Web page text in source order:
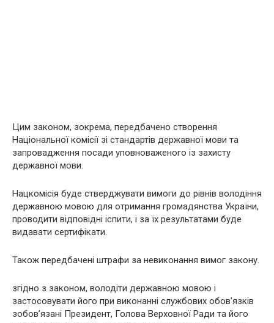
Цим законом, зокрема, передбачено створення
Національної комісії зі стандартів державної мови та
запровадження посади уповноваженого із захисту
державної мови.
Нацкомісія буде стверджувати вимоги до рівнів володіння
державною мовою для отримання громадянства України,
проводити відповідні іспити, і за їх результатами буде
видавати сертифікати.
Також передбачені штрафи за невиконання вимог закону.
згідно з законом, володіти державною мовою і
застосовувати його при виконанні службових обов’язків
зобов’язані Президент, Голова Верховної Ради та його